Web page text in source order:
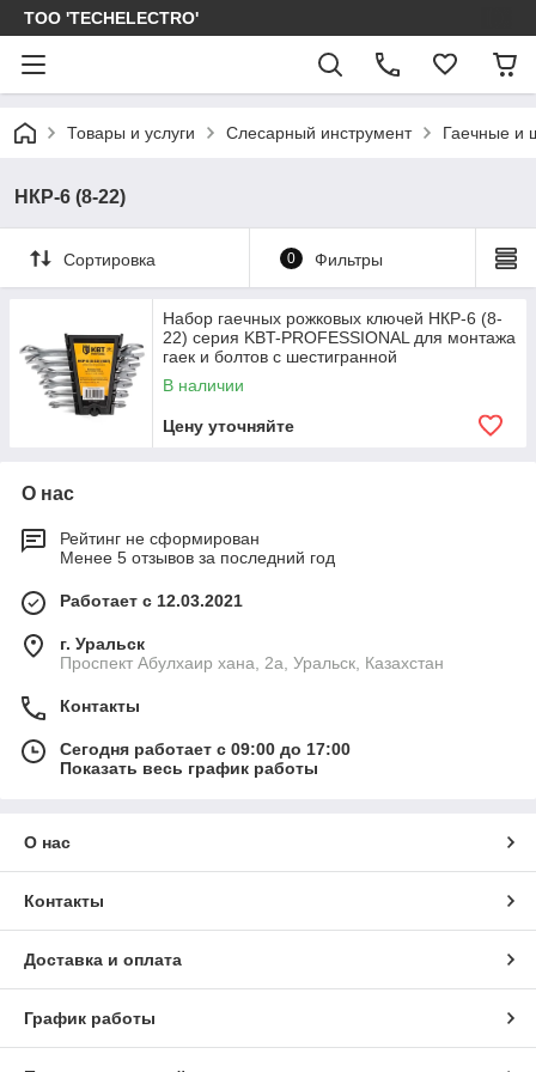
ТОО 'TECHELECTRO'
Товары и услуги Слесарный инструмент Гаечные и
НКР-6 (8-22)
Сортировка 0 Фильтры
Набор гаечных рожковых ключей НКР-6 (8-
22) серия KBT-PROFESSIONAL для монтажа
гаек и болтов с шестигранной
В наличии
Цену уточняйте
О нас
Рейтинг не сформирован
Менее 5 отзывов за последний год
Работает с 12.03.2021
г. Уральск
Проспект Абулхаир хана, 2а, Уральск, Казахстан
Контакты
Сегодня работает с 09:00 до 17:00
Показать весь график работы
О нас
Контакты
Доставка и оплата
График работы